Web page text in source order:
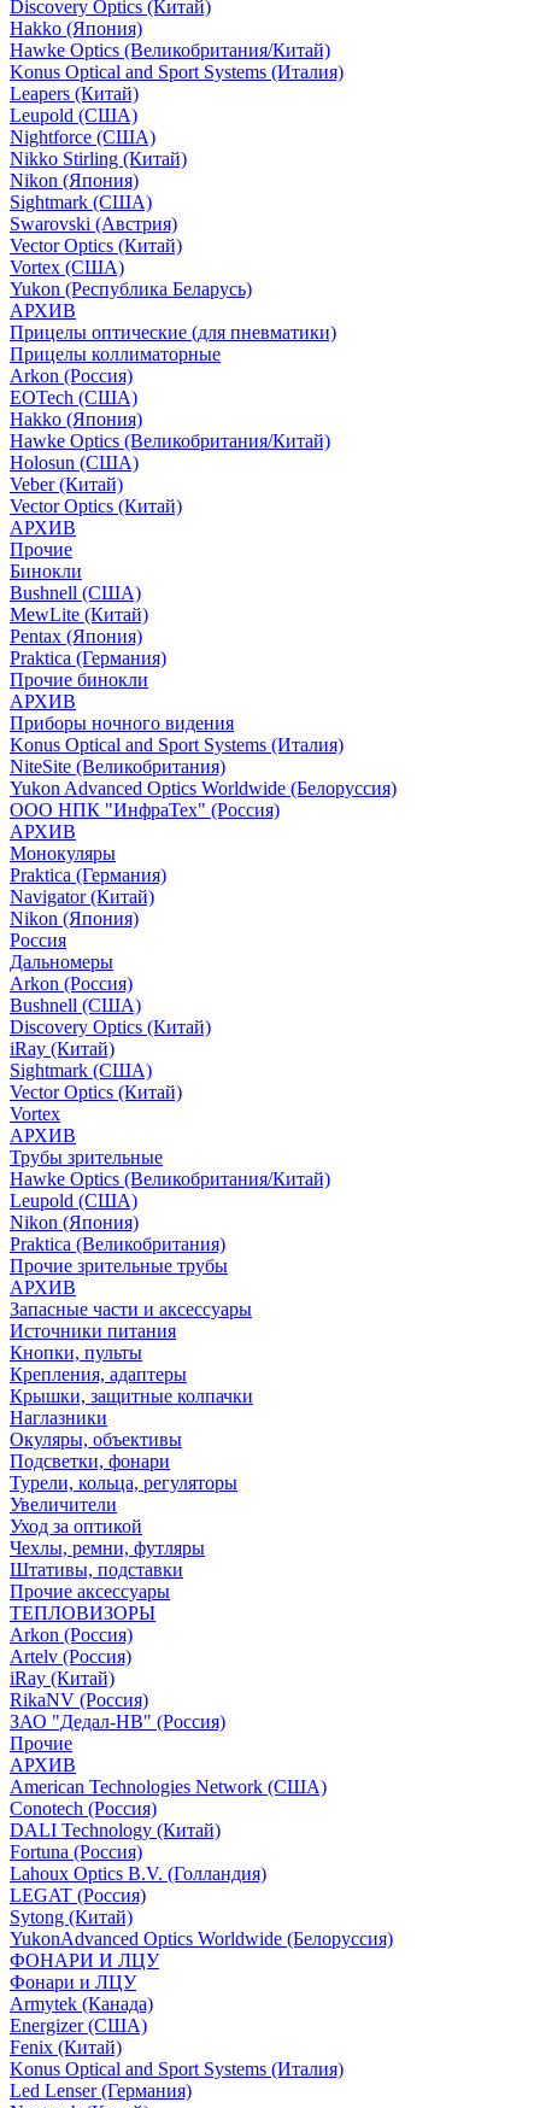
Discovery Optics (Китай)
Hakko (Япония)
Hawke Optics (Великобритания/Китай)
Konus Optical and Sport Systems (Италия)
Leapers (Китай)
Leupold (США)
Nightforce (США)
Nikko Stirling (Китай)
Nikon (Япония)
Sightmark (США)
Swarovski (Австрия)
Vector Optics (Китай)
Vortex (США)
Yukon (Республика Беларусь)
АРХИВ
Прицелы оптические (для пневматики)
Прицелы коллиматорные
Arkon (Россия)
EOTech (США)
Hakko (Япония)
Hawke Optics (Великобритания/Китай)
Holosun (США)
Veber (Китай)
Vector Optics (Китай)
АРХИВ
Прочие
Бинокли
Bushnell (США)
MewLite (Китай)
Pentax (Япония)
Praktica (Германия)
Прочие бинокли
АРХИВ
Приборы ночного видения
Konus Optical and Sport Systems (Италия)
NiteSite (Великобритания)
Yukon Advanced Optics Worldwide (Белоруссия)
ООО НПК "ИнфраТех" (Россия)
АРХИВ
Монокуляры
Praktica (Германия)
Navigator (Китай)
Nikon (Япония)
Россия
Дальномеры
Arkon (Россия)
Bushnell (США)
Discovery Optics (Китай)
iRay (Китай)
Sightmark (США)
Vector Optics (Китай)
Vortex
АРХИВ
Трубы зрительные
Hawke Optics (Великобритания/Китай)
Leupold (США)
Nikon (Япония)
Praktica (Великобритания)
Прочие зрительные трубы
АРХИВ
Запасные части и аксессуары
Источники питания
Кнопки, пульты
Крепления, адаптеры
Крышки, защитные колпачки
Наглазники
Окуляры, объективы
Подсветки, фонари
Турели, кольца, регуляторы
Увеличители
Уход за оптикой
Чехлы, ремни, футляры
Штативы, подставки
Прочие аксессуары
ТЕПЛОВИЗОРЫ
Arkon (Россия)
Artelv (Россия)
iRay (Китай)
RikaNV (Россия)
ЗАО "Дедал-НВ" (Россия)
Прочие
АРХИВ
American Technologies Network (США)
Conotech (Россия)
DALI Technology (Китай)
Fortuna (Россия)
Lahoux Optics B.V. (Голландия)
LEGAT (Россия)
Sytong (Китай)
YukonAdvanced Optics Worldwide (Белоруссия)
ФОНАРИ И ЛЦУ
Фонари и ЛЦУ
Armytek (Канада)
Energizer (США)
Fenix (Китай)
Konus Optical and Sport Systems (Италия)
Led Lenser (Германия)